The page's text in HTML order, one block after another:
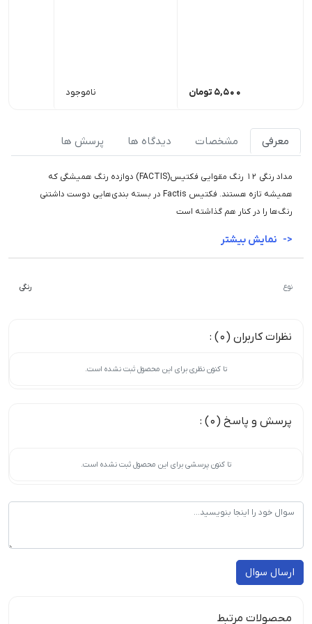
5,500 تومان ناموجود
معرفی مشخصات دیدگاه ها پرسش ها
مداد رنگی ۱۲ رنگ مقوایی فکتیس(FACTIS) دوازده رنگ همیشگی که
همیشه تازه هستند. فکتیس Factis در بسته بندی‌هایی دوست داشتنی
رنگ‌ها را در کنار هم گذاشته است
نوع رنگی
نظرات کاربران (0) :
تا کنون نظری برای این محصول ثبت نشده است.
پرسش و پاسخ (0) :
تا کنون پرسشی برای این محصول ثبت نشده است.
ارسال سوال
محصولات مرتبط